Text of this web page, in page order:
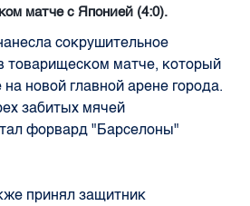
матче с Японией (4:0).
сокрушительное
товарищеском матче, который
новой главной арене города.
забитых мячей
форвард "Барселоны"
принял защитник